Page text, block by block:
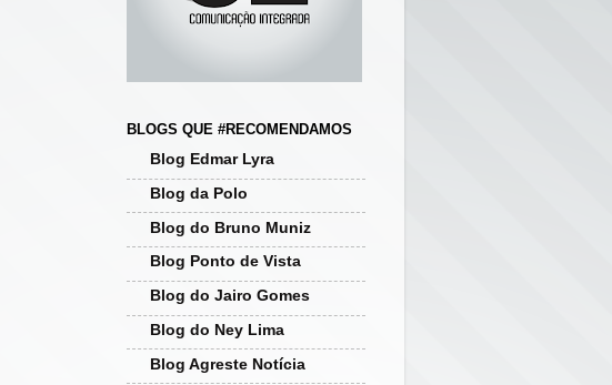
BLOGS QUE #RECOMENDAMOS
Blog Edmar Lyra
Blog da Polo
Blog do Bruno Muniz
Blog Ponto de Vista
Blog do Jairo Gomes
Blog do Ney Lima
Blog Agreste Notícia